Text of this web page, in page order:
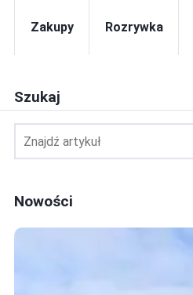
Zakupy Rozrywka
Szukaj
Nowości